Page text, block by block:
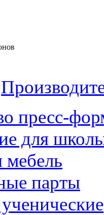
пресс-
для
парты